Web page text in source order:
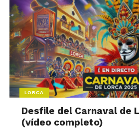
LORCA
Desfile del Carnaval de
(vídeo completo)